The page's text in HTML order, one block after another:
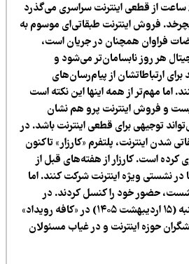
از هزار و ۶۰۰ ساعت از قطعی اینترنت سراسری می‌گذرد
فروش اینترنت طبقاتی‌ای موسوم به
فراوان همچنان در جریان است،
روز نابسامان‌تر می‌شود و
از پیام‌رسان‌های
مهم‌تر از همه اینها این نکته است
اینترنت پرو هم نشان
برای قطعی اینترنت باشد. در
پلتفرم «کارزار» تاکنون
کارزار از هفته‌های قبل از
ویژه اینترنت شرکت کنند. اما
حضور خود را کنسل کردند. در
نهایت این برنامه روز سه‌شنبه (۱۵ اردیبهشت ۱۴۰۵) در «کافه رویداد»
حوزه اینترنت و در غیاب مسئولان